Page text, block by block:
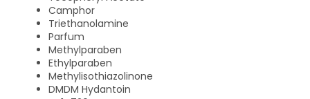
Camphor
Triethanolamine
Parfum
Methylparaben
Ethylparaben
Methylisothiazolinone
DMDM Hydantoin